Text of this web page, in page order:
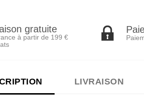
gratuite
à partir de 199 €
LIVRAISON